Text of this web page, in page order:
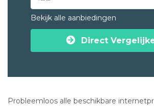
Bekijk alle aanbiedingen
Direct
Probleemloos alle beschikbare